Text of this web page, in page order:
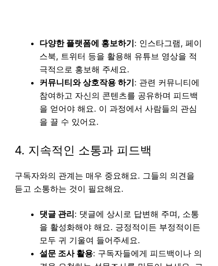
다양한 플랫폼에 홍보하기 : 인스타그램, 페이
스북, 트위터 등을 활용해 유튜브 영상을 적
극적으로 홍보해 주세요.
커뮤니티와 상호작용 하기 : 관련 커뮤니티에
참여하고 자신의 콘텐츠를 공유하며 피드백
을 얻어야 해요. 이 과정에서 사람들의 관심
을 끌 수 있어요.
4. 지속적인 소통과 피드백
구독자와의 관계는 매우 중요해요. 그들의 의견을
듣고 소통하는 것이 필요해요.
댓글 관리 : 댓글에 상시로 답변해 주며, 소통
을 활성화해야 해요. 긍정적이든 부정적이든
모두 귀 기울여 들어주세요.
설문 조사 활용: 구독자들에게 피드백이나 의